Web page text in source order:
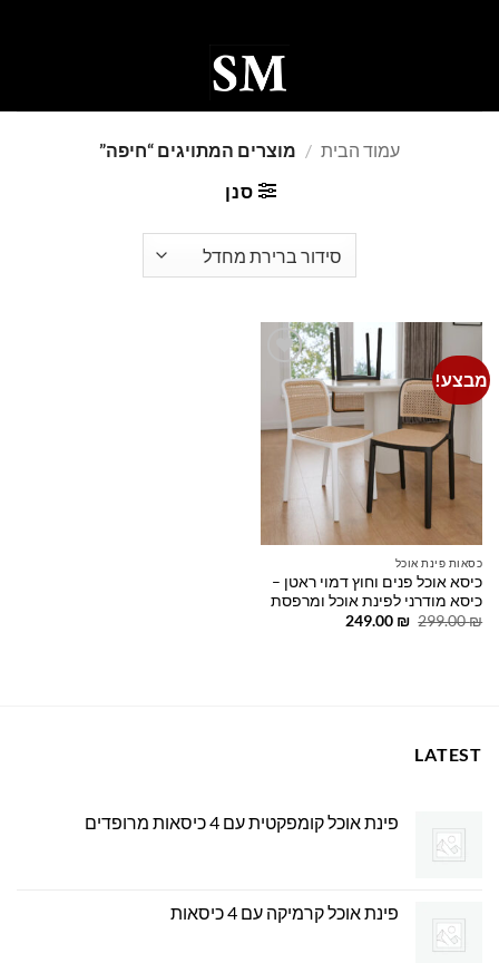
עמוד הבית / מוצרים המתויגים “חיפה”
סנן
מבצע!
Add to
wishlist
כסאות פינת אוכל
כיסא אוכל פנים וחוץ דמוי ראטן –
כיסא מודרני לפינת אוכל ומרפסת
299.00₪
המחיר
249.00 ₪
המחיר
LATEST
פינת אוכל קומפקטית עם 4 כיסאות מרופדים
פינת אוכל קרמיקה עם 4 כיסאות